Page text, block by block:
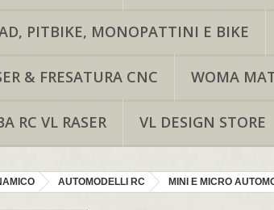
PITBIKE, MONOPATTINI E BIKE
& FRESATURA CNC WOMA
RC VL RASER VL DESIGN STORE
AUTOMODELLI RC MINI E MICRO